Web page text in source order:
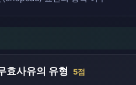
효사유의 유형 5점